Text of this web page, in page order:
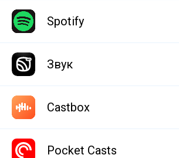
Spotify
Звук
Castbox
Pocket Casts